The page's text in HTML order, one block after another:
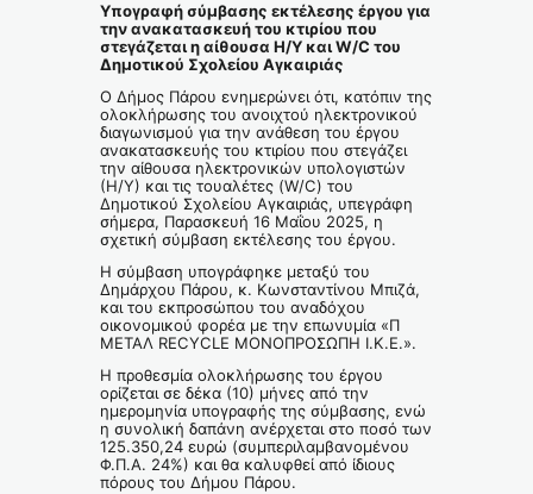
Υπογραφή σύμβασης εκτέλεσης έργου για
την ανακατασκευή του κτιρίου που
στεγάζεται η αίθουσα Η/Υ καιW/C του
Δημοτικού Σχολείου Αγκαιριάς
Ο Δήμος Πάρου ενημερώνει ότι, κατόπιν της
ολοκλήρωσης του ανοιχτού ηλεκτρονικού
διαγωνισμού για την ανάθεση του έργου
ανακατασκευής του κτιρίου που στεγάζει
την αίθουσα ηλεκτρονικών υπολογιστών
(Η/Υ) και τις τουαλέτες (W/C) του
Δημοτικού Σχολείου Αγκαιριάς, υπεγράφη
σήμερα, Παρασκευή 16 Μαΐου 2025, η
σχετική σύμβαση εκτέλεσης του έργου.
Η σύμβαση υπογράφηκε μεταξύ του
Δημάρχου Πάρου, κ. Κωνσταντίνου Μπιζά,
και του εκπροσώπου του αναδόχου
οικονομικού φορέα με την επωνυμία «Π
ΜΕΤΑΛ RECYCLE ΜΟΝΟΠΡΟΣΩΠΗ Ι.Κ.Ε.».
Η προθεσμία ολοκλήρωσης του έργου
ορίζεται σε δέκα (10) μήνες από την
ημερομηνία υπογραφής της σύμβασης, ενώ
η συνολική δαπάνη ανέρχεται στο ποσό των
125.350,24 ευρώ (συμπεριλαμβανομένου
Φ.Π.Α. 24%) και θα καλυφθεί από ίδιους
πόρους του Δήμου Πάρου.